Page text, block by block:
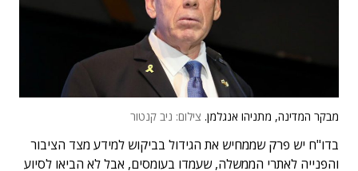
מבקר המדינה, מתניהו אנגלמן. צילום: ניב קנטור
בדו"ח יש פרק שממחיש את הגידול בביקוש למידע מצד הציבור
והפנייה לאתרי הממשלה, שעמדו בעומסים, אבל לא הביאו לסיוע